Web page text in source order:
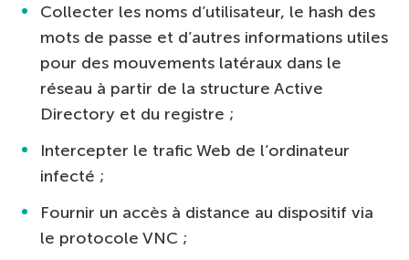
Collecter les noms d’utilisateur, le hash des
mots de passe et d’autres informations utiles
pour des mouvements latéraux dans le
réseau à partir de la structure Active
Directory et du registre ;
Intercepter le trafic Web de l’ordinateur
infecté ;
Fournir un accès à distance au dispositif via
le protocole VNC ;